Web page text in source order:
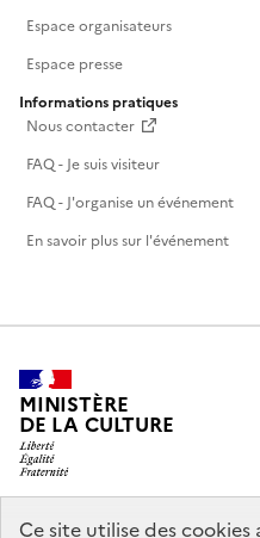
Ce site utilise des
Espace organisateurs
Espace presse
Informations pratiques
Nous contacter
FAQ - Je suis visiteur
FAQ - J'organise un événement
En savoir plus sur l'événement
MINISTÈRE
DE LA CULTURE